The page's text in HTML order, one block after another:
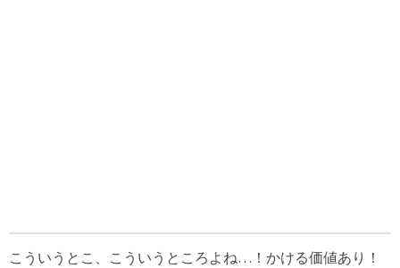
こういうとこ、こういうところよね…！かける価値あり！